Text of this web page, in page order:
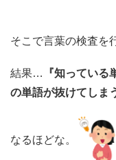
そこで言葉の検査を
結果…
『知ってい
の単語が抜けてしま
なるほどな。